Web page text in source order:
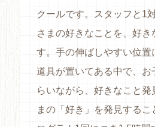
クールです。スタッフと1
さまの好きなことを、好き
す。手の伸ばしやすい位置
道具が置いてある中で、お
らいながら、好きなこと発
まの「好き」を発見する